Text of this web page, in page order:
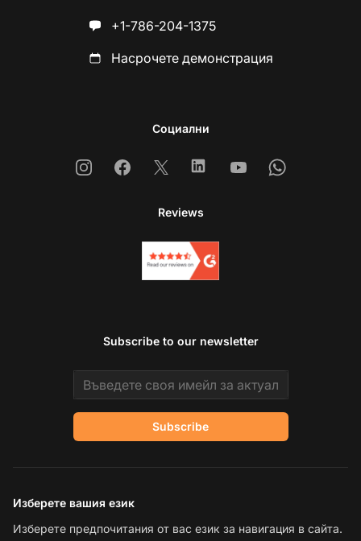
+1-786-204-1375
Насрочете демонстрация
Социални
InstagramFacebook
X LinkedinYoutubeWhatsapp
Reviews
Subscribe to our newsletter
Email address
Subscribe
Изберете вашия език
Изберете предпочитания от вас език за навигация в сайта.